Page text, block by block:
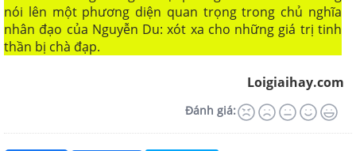
nói lên một phương diện quan trọng trong chủ nghĩa
nhân đạo của Nguyễn Du: xót xa cho những giá trị tinh
thần bị chà đạp.
Loigiaihay.com
Đánh giá: